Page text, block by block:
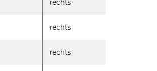
rechts
rechts
rechts